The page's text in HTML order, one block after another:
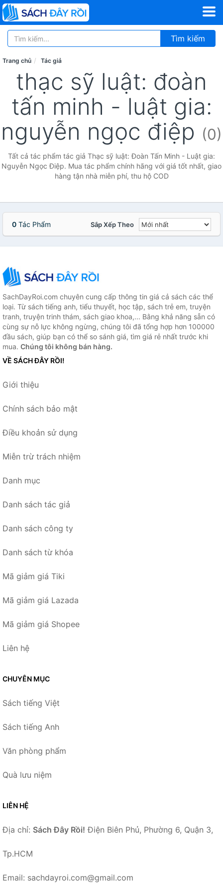
Tìm kiếm
Trang chủ Tác giả
thạc sỹ luật: đoàn
tấn minh - luật gia:
nguyễn ngọc điệp (0)
Tất cả tác phẩm tác giả Thạc sỹ luật: Đoàn Tấn Minh - Luật gia:
Nguyễn Ngọc Điệp. Mua tác phẩm chính hãng với giá tốt nhất, giao
hàng tận nhà miễn phí, thu hộ COD
0 Tác Phẩm Sắp Xếp Theo
SachDayRoi.com chuyên cung cấp thông tin giá cả sách các thể
loại. Từ sách tiếng anh, tiểu thuyết, học tập, sách trẻ em, truyện
tranh, truyện trinh thám, sách giao khoa,... Bằng khả năng sẵn có
cùng sự nỗ lực không ngừng, chúng tôi đã tổng hợp hơn 100000
đầu sách, giúp bạn có thể so sánh giá, tìm giá rẻ nhất trước khi
mua. Chúng tôi không bán hàng.
VỀ SÁCH ĐÂY RỒI!
Giới thiệu
Chính sách bảo mật
Điều khoản sử dụng
Miễn trừ trách nhiệm
Danh mục
Danh sách tác giả
Danh sách công ty
Danh sách từ khóa
Mã giảm giá Tiki
Mã giảm giá Lazada
Mã giảm giá Shopee
Liên hệ
CHUYÊN MỤC
Sách tiếng Việt
Sách tiếng Anh
Văn phòng phẩm
Quà lưu niệm
LIÊN HỆ
Địa chỉ: Sách Đây Rồi! Điện Biên Phủ, Phường 6, Quận 3,
Tp.HCM
Email: sachdayroi.com@gmail.com